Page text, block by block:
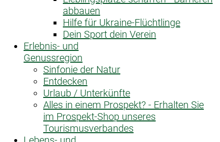
abbauen
Hilfe für Ukraine-Flüchtlinge
Dein Sport dein Verein
Erlebnis- und
Genussregion
Sinfonie der Natur
Entdecken
Urlaub / Unterkünfte
Alles in einem Prospekt? - Erhalten Sie
im Prospekt-Shop unseres
Tourismusverbandes